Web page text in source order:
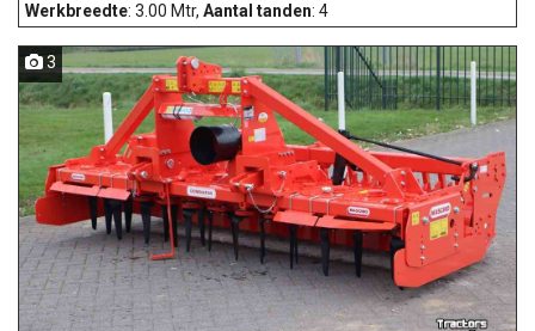
Werkbreedte: 3.00 Mtr, Aantal tanden: 4
3